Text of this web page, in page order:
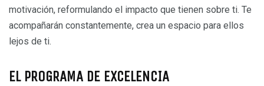
motivación, reformulando el impacto que tienen sobre ti. Te
acompañarán constantemente, crea un espacio para ellos
lejos de ti.
EL PROGRAMA DE EXCELENCIA